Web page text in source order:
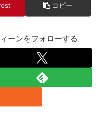
コピー
ーンをフォローする